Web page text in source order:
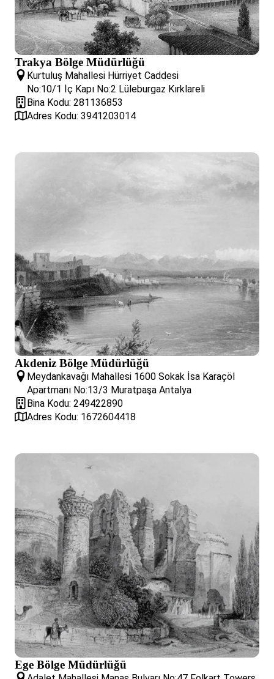
Trakya Bölge Müdürlüğü
Kurtuluş Mahallesi Hürriyet Caddesi
No:10/1 İç Kapı No:2 Lüleburgaz Kırklareli
Bina Kodu: 281136853
Adres Kodu: 3941203014
Akdeniz Bölge Müdürlüğü
Meydankavağı Mahallesi 1600 Sokak İsa Karaçöl
Apartmanı No:13/3 Muratpaşa Antalya
Bina Kodu: 249422890
Adres Kodu: 1672604418
Ege Bölge Müdürlüğü